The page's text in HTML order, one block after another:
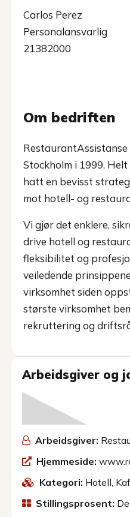
Carlos Perez
Personalansvarlig
21382000
Om bedriften
Stockholm i 1999.
hatt en bevisst
mot hotell- og
Vi gjør det enklere,
drive hotell og
fleksibilitet og
veiledende
virksomhet siden
største virksomhet
rekruttering og
Arbeidsgiver og
Arbeidsgiver:
Hjemmeside:
Kategori: Hotell
Stillingsprosent: